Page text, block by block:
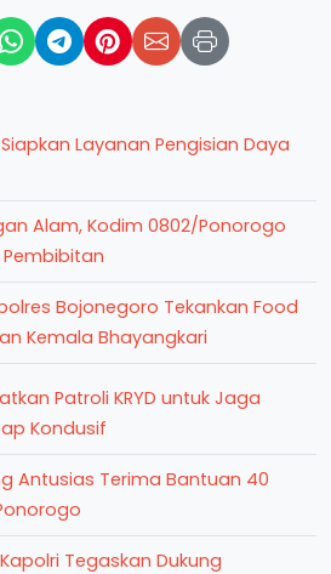
Layanan Pengisian Daya
Alam, Kodim 0802/Ponorogo
Bojonegoro Tekankan Food
Kemala Bhayangkari
Patroli KRYD untuk Jaga
Kondusif
Antusias Terima Bantuan 40
Kapolri Tegaskan Dukung